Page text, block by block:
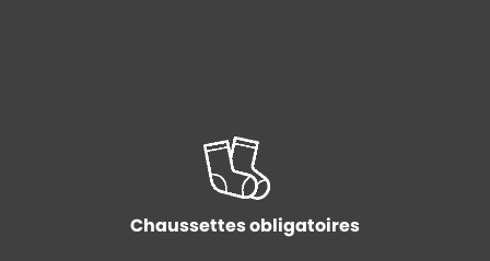
Chaussettes obligatoires